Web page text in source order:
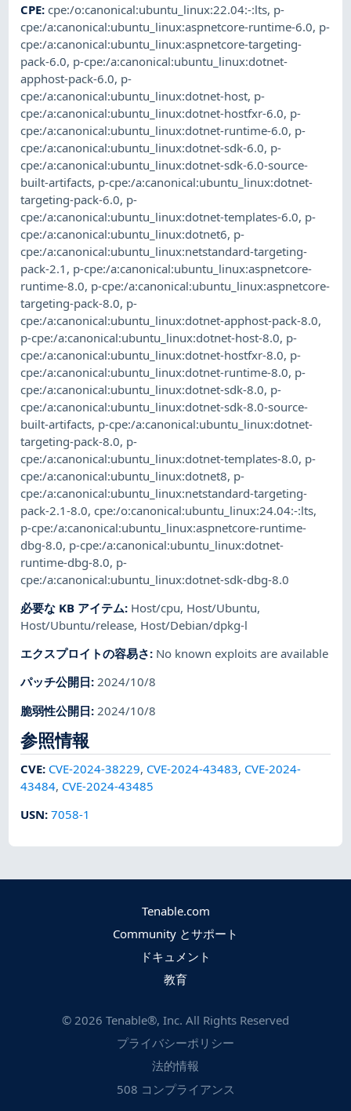
CPE:cpe:/o:canonical:ubuntu_linux:22.04:-:lts, p-
cpe:/a:canonical:ubuntu_linux:aspnetcore-runtime-6.0, p-
cpe:/a:canonical:ubuntu_linux:aspnetcore-targeting-
pack-6.0, p-cpe:/a:canonical:ubuntu_linux:dotnet-
apphost-pack-6.0, p-
cpe:/a:canonical:ubuntu_linux:dotnet-host, p-
cpe:/a:canonical:ubuntu_linux:dotnet-hostfxr-6.0, p-
cpe:/a:canonical:ubuntu_linux:dotnet-runtime-6.0, p-
cpe:/a:canonical:ubuntu_linux:dotnet-sdk-6.0, p-
cpe:/a:canonical:ubuntu_linux:dotnet-sdk-6.0-source-
built-artifacts, p-cpe:/a:canonical:ubuntu_linux:dotnet-
targeting-pack-6.0, p-
cpe:/a:canonical:ubuntu_linux:dotnet-templates-6.0, p-
cpe:/a:canonical:ubuntu_linux:dotnet6, p-
cpe:/a:canonical:ubuntu_linux:netstandard-targeting-
pack-2.1 , p-cpe:/a:canonical:ubuntu_linux:aspnetcore-
runtime-8.0, p-cpe:/a:canonical:ubuntu_linux:aspnetcore-
targeting-pack-8.0, p-
cpe:/a:canonical:ubuntu_linux:dotnet-apphost-pack-8.0,
p-cpe:/a:canonical:ubuntu_linux:dotnet-host-8.0, p-
cpe:/a:canonical:ubuntu_linux:dotnet-hostfxr-8.0, p-
cpe:/a:canonical:ubuntu_linux:dotnet-runtime-8.0, p-
cpe:/a:canonical:ubuntu_linux:dotnet-sdk-8.0, p-
cpe:/a:canonical:ubuntu_linux:dotnet-sdk-8.0-source-
built-artifacts, p-cpe:/a:canonical:ubuntu_linux:dotnet-
targeting-pack-8.0, p-
cpe:/a:canonical:ubuntu_linux:dotnet-templates-8.0, p-
cpe:/a:canonical:ubuntu_linux:dotnet8, p-
cpe:/a:canonical:ubuntu_linux:netstandard-targeting-
pack-2.1-8.0,cpe:/o:canonical:ubuntu_linux:24.04:-:lts,
p-cpe:/a:canonical:ubuntu_linux:aspnetcore-runtime-
dbg-8.0, p-cpe:/a:canonical:ubuntu_linux:dotnet-
runtime-dbg-8.0, p-
cpe:/a:canonical:ubuntu_linux:dotnet-sdk-dbg-8.0
必要な KB アイテム: Host/cpu, Host/Ubuntu,
Host/Ubuntu/release, Host/Debian/dpkg-l
エクスプロイトの容易さ: No known exploits are available
パッチ公開日:2024/10/8
脆弱性公開日: 2024/10/8
参照情報
CVE: CVE-2024-38229, CVE-2024-43483, CVE-2024-
43484, CVE-2024-43485
USN:7058-1
Tenable.com
Community とサポート
ドキュメント
教育
© 2026 Tenable®, Inc. All Rights Reserved
プライバシーポリシー
法的情報
508 コンプライアンス